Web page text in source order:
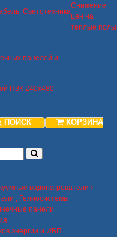
Светотехника
Снижение
цен на
теплые полы
панелей и
ПЗК 240х480
ПОИСК
КОРЗИНА
водонагреватели
, Гелиосистемы
панели
энергии и ИБП